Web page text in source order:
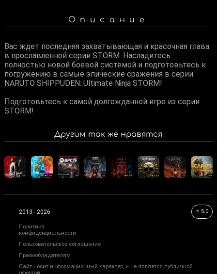
Описание
Вас ждет последняя захватывающая и красочная глава
в прославленной серии STORM. Насладитесь
полностью новой боевой системой и подготовьтесь к
погружению в самые эпические сражения в серии
NARUTO SHIPPUDEN: Ultimate Ninja STORM!
Подготовьтесь к самой долгожданной игре из серии
STORM!
Другим так же нравятся
2013 - 2026 ⭐ 5.0
Политика
конфиденциальности
Пользовательское соглашение
Правообладателям
Сайт носит информационный характер, и не является публичной